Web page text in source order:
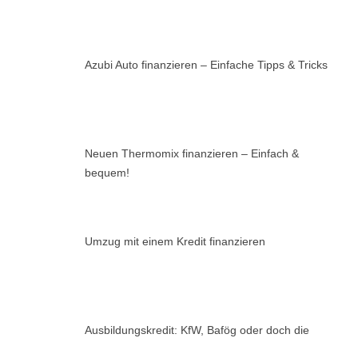
Azubi Auto finanzieren – Einfache Tipps & Tricks
Neuen Thermomix finanzieren – Einfach &
bequem!
Umzug mit einem Kredit finanzieren
Ausbildungskredit: KfW, Bafög oder doch die